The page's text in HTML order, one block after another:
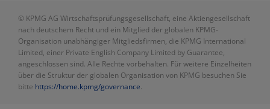
© KPMG AG Wirtschaftsprüfungsgesellschaft, eine Aktiengesellschaft
nach deutschem Recht und ein Mitglied der globalen KPMG-
Organisation unabhängiger Mitgliedsfirmen, die KPMG International
Limited, einer Private English Company Limited by Guarantee,
angeschlossen sind. Alle Rechte vorbehalten. Für weitere Einzelheiten
über die Struktur der globalen Organisation von KPMG besuchen Sie
bitte https://home.kpmg/governance.